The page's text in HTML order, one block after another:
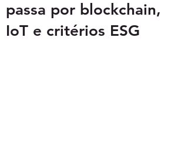
passa por blockchain,
IoT e critérios ESG